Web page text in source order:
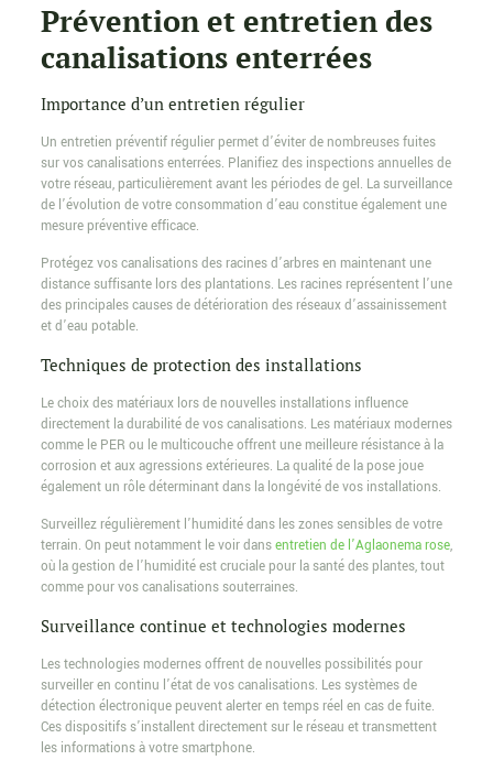
Prévention et entretien des
canalisations enterrées
Importance d’un entretien régulier
Un entretien préventif régulier permet d’éviter de nombreuses fuites
sur vos canalisations enterrées. Planifiez des inspections annuelles de
votre réseau, particulièrement avant les périodes de gel. La surveillance
de l’évolution de votre consommation d’eau constitue également une
mesure préventive efficace.
Protégez vos canalisations des racines d’arbres en maintenant une
distance suffisante lors des plantations. Les racines représentent l’une
des principales causes de détérioration des réseaux d’assainissement
et d’eau potable.
Techniques de protection des installations
Le choix des matériaux lors de nouvelles installations influence
directement la durabilité de vos canalisations. Les matériaux modernes
comme le PER ou le multicouche offrent une meilleure résistance à la
corrosion et aux agressions extérieures. La qualité de la pose joue
également un rôle déterminant dans la longévité de vos installations.
Surveillez régulièrement l’humidité dans les zones sensibles de votre
terrain. On peut notamment le voir dansentretien de l’Aglaonema rose,
où la gestion de l’humidité est cruciale pour la santé des plantes, tout
comme pour vos canalisations souterraines.
Surveillance continue et technologies modernes
Les technologies modernes offrent de nouvelles possibilités pour
surveiller en continu l’état de vos canalisations. Les systèmes de
détection électronique peuvent alerter en temps réel en cas de fuite.
Ces dispositifs s’installent directement sur le réseau et transmettent
les informations à votre smartphone.